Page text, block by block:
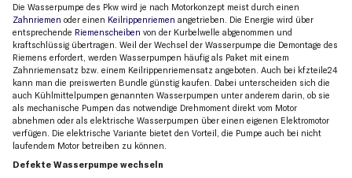
Die Wasserpumpe des Pkw wird je nach Motorkonzept meist durch einen
Zahnriemen oder einen Keilrippenriemen angetrieben. Die Energie wird über
entsprechende Riemenscheiben von der Kurbelwelle abgenommen und
kraftschlüssig übertragen. Weil der Wechsel der Wasserpumpe die Demontage des
Riemens erfordert, werden Wasserpumpen häufig als Paket mit einem
Zahnriemensatz bzw. einem Keilrippenriemensatz angeboten. Auch bei kfzteile24
kann man die preiswerten Bundle günstig kaufen. Dabei unterscheiden sich die
auch Kühlmittelpumpen genannten Wasserpumpen unter anderem darin, ob sie
als mechanische Pumpen das notwendige Drehmoment direkt vom Motor
abnehmen oder als elektrische Wasserpumpen über einen eigenen Elektromotor
verfügen. Die elektrische Variante bietet den Vorteil, die Pumpe auch bei nicht
laufendem Motor betreiben zu können.
Defekte Wasserpumpe wechseln